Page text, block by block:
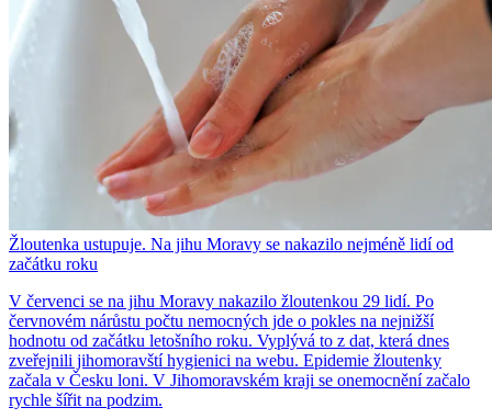
Žloutenka ustupuje. Na jihu Moravy se nakazilo nejméně lidí od
začátku roku
V červenci se na jihu Moravy nakazilo žloutenkou 29 lidí. Po
červnovém nárůstu počtu nemocných jde o pokles na nejnižší
hodnotu od začátku letošního roku. Vyplývá to z dat, která dnes
zveřejnili jihomoravští hygienici na webu. Epidemie žloutenky
začala v Česku loni. V Jihomoravském kraji se onemocnění začalo
rychle šířit na podzim.